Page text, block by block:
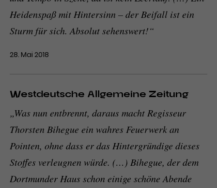
Heidenspaß mit Hintersinn – der Beifall ist ein
Sturm für sich. Absolut sehenswert!“
28. Mai 2018
Westdeutsche Allgemeine Zeitung
„Was nun entbrennt, daraus macht Regisseur
Thorsten Bihegue ein wahres Feuerwerk an
Pointen, ohne dass er das Hintergründige dieses
Stoffes verleugnen würde. (…) Bihegue, der dem
Dortmunder Haus schon einige schöne Abende